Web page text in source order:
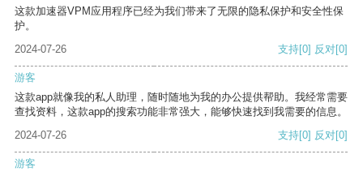
这款加速器VPM应用程序已经为我们带来了无限的隐私保护和安全性保
护。
2024-07-26
支持[0] 反对[0]
游客
这款app就像我的私人助理，随时随地为我的办公提供帮助。我经常需要
查找资料，这款app的搜索功能非常强大，能够快速找到我需要的信息。
2024-07-26
支持[0] 反对[0]
游客